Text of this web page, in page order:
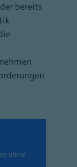
bereits
ohne